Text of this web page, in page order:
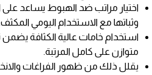
اختيار مراتب ضد الهبوط يساعد
وثباتها مع الاستخدام اليومي المكثف.
استخدام خامات عالية الكثافة
متوازن على كامل المرتبة.
يقلل ذلك من ظهور الفراغات